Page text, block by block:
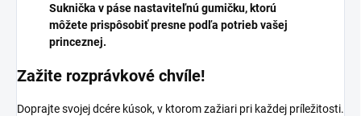
Suknička v páse nastaviteľnú gumičku, ktorú
môžete prispôsobiť presne podľa potrieb vašej
princeznej.
Zažite rozprávkové chvíle!
Doprajte svojej dcére kúsok, v ktorom zažiari pri každej príležitosti.